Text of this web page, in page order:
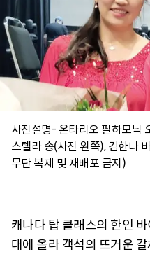
사진설명- 온타리오 필하모닉
스텔라 송(사진 왼쪽), 김한나
무단 복제 및 재배포 금지)
캐나다 탑 클래스의 한인
대에 올라 객석의 뜨거운